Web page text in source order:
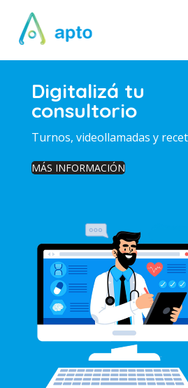
Digitalizá tu
consultorio
Turnos, videollamadas y
MÁS INFORMACIÓN